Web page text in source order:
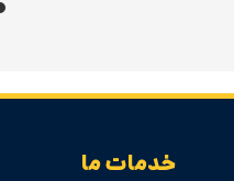
خدمات ما